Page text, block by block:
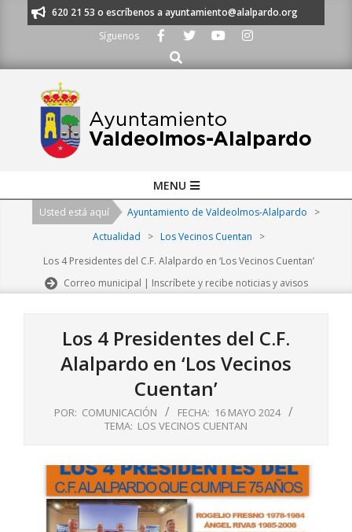
al 91 620 21 53 o escríbenos a ayuntamiento@alalpardo.org
Síguenos
Buscar
Navigation
MENU
Usted está aquí Ayuntamiento de Valdeolmos-Alalpardo
>
Actualidad
> Los Vecinos Cuentan
>
Los 4 Presidentes del C.F. Alalpardo en ‘Los Vecinos Cuentan’
Correo municipal | Inscríbete y recibe noticias y avisos
Los 4 Presidentes del C.F.
Alalpardo en ‘Los Vecinos
Cuentan’
POR: COMUNICACIÓN FECHA: 16 MAYO 2024
TEMA: LOS VECINOS CUENTAN